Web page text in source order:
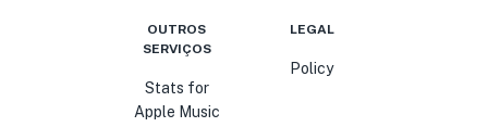
OUTROS
SERVIÇOS
Stats for
Apple Music
LEGAL
Policy